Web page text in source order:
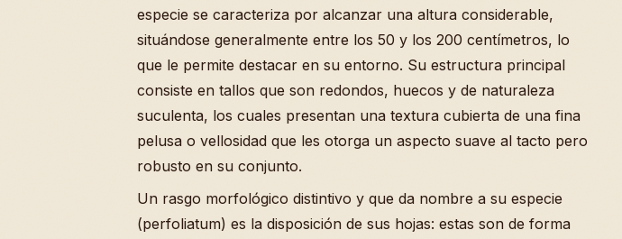
especie se caracteriza por alcanzar una altura considerable,
situándose generalmente entre los 50 y los 200 centímetros, lo
que le permite destacar en su entorno. Su estructura principal
consiste en tallos que son redondos, huecos y de naturaleza
suculenta, los cuales presentan una textura cubierta de una fina
pelusa o vellosidad que les otorga un aspecto suave al tacto pero
robusto en su conjunto.
Un rasgo morfológico distintivo y que da nombre a su especie
(perfoliatum) es la disposición de sus hojas: estas son de forma